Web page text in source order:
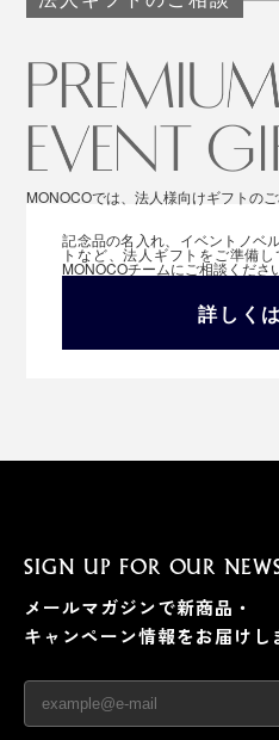
MONOCOでは、法人様向けギフトの
記念品の名入れ、イベントノベ
トなど、法人ギフトをご準備
MONOCOチームにご相談くださ
詳しく
SIGN UP FOR OUR
メールマガジンで新商品・
キャンペーン情報をお届けし